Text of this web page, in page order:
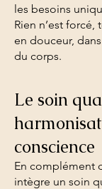
les besoins
Rien n’est
en douceur,
du corps.
Le soin
conscience
En complément
intègre un soin